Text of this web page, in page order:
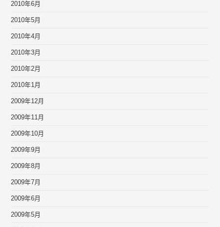
2010年6月
2010年5月
2010年4月
2010年3月
2010年2月
2010年1月
2009年12月
2009年11月
2009年10月
2009年9月
2009年8月
2009年7月
2009年6月
2009年5月